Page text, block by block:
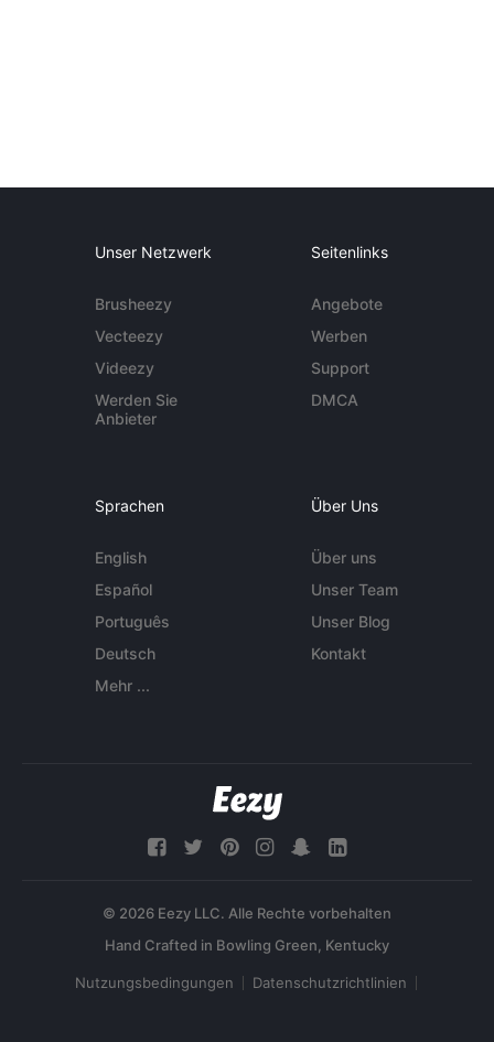
Unser Netzwerk
Brusheezy
Vecteezy
Videezy
Werden Sie
Anbieter
Seitenlinks
Angebote
Werben
Support
DMCA
Sprachen
English
Español
Português
Deutsch
Mehr ...
Über Uns
Über uns
Unser Team
Unser Blog
Kontakt
© 2026 Eezy LLC. Alle Rechte vorbehalten
Nutzungsbedingungen Datenschutzrichtlinien